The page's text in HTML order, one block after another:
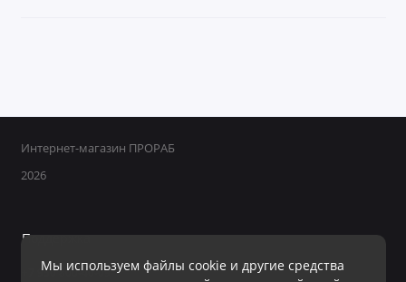
Мы используем файлы cookie и другие средства
Интернет-магазин ПРОРАБ
2026
Поддержка
+7 950 800-40-09